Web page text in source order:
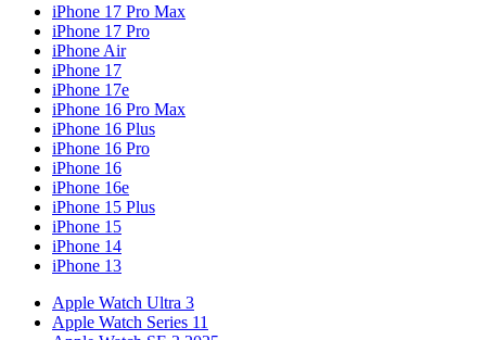
iPhone 17 Pro Max
iPhone 17 Pro
iPhone Air
iPhone 17
iPhone 17e
iPhone 16 Pro Max
iPhone 16 Plus
iPhone 16 Pro
iPhone 16
iPhone 16e
iPhone 15 Plus
iPhone 15
iPhone 14
iPhone 13
Apple Watch Ultra 3
Apple Watch Series 11